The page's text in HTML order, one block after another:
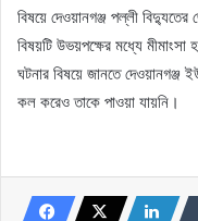
বিষয়ে দেওয়ানগঞ্জ পল্লী
বিষয়টি উভয়পক্ষের মধ্যে
ঘটনার বিষয়ে জানতে দেওয়ানগঞ্জ
কল করেও তাকে পাওয়া যায়নি।